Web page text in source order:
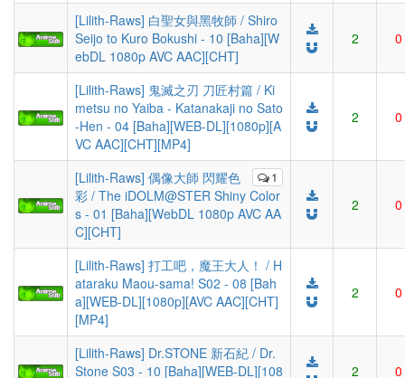
[Lilith-Raws] 白聖女與黑牧師 / Shiro
Seijo to Kuro Bokushi - 10 [Baha][W
ebDL 1080p AVC AAC][CHT]
2 0
[Lilith-Raws] 鬼滅之刃 刀匠村篇 / Ki
metsu no Yaiba - Katanakaji no Sato
-Hen - 04 [Baha][WEB-DL][1080p][A
VC AAC][CHT][MP4]
2 0
1
[Lilith-Raws] 偶像大師 閃耀色
彩 / The iDOLM@STER Shiny Color
s - 01 [Baha][WebDL 1080p AVC AA
C][CHT]
2 0
[Lilith-Raws] 打工吧，魔王大人！ / H
ataraku Maou-sama! S02 - 08 [Bah
a][WEB-DL][1080p][AVC AAC][CHT]
[MP4]
2 0
[Lilith-Raws] Dr.STONE 新石紀 / Dr.
Stone S03 - 10 [Baha][WEB-DL][108
2 0